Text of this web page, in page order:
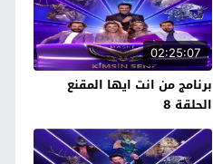
02:25:07
برنامج من انت ايها المقنع
الحلقة 8